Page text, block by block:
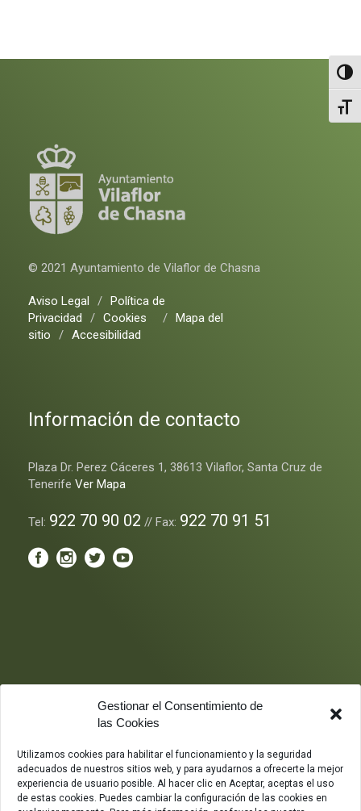
Gestionar el Consentimiento de
las Cookies
Utilizamos cookies para habilitar el funcionamiento y la seguridad
adecuados de nuestros sitios web, y para ayudarnos a ofrecerte la mejor
experiencia de usuario posible. Al hacer clic en Aceptar, aceptas el uso
de estas cookies. Puedes cambiar la configuración de las cookies en
© 2021 Ayuntamiento de Vilaflor de Chasna
Aviso Legal / Política de
Privacidad
/ Cookies / Mapa del
sitio
/ Accesibilidad
Información de contacto
Plaza Dr. Perez Cáceres 1, 38613 Vilaflor, Santa Cruz de
Tenerife Ver Mapa
Tel: 922 70 90 02 // Fax: 922 70 91 51